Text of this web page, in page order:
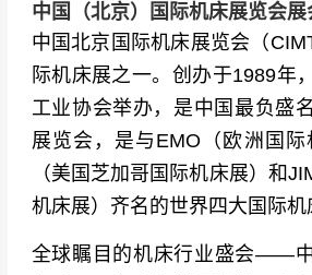
中国（北京）国际机床展览会展
中国北京国际机床展览会（
际机床展之一。创办于1989年
工业协会举办，是中国最负盛
展览会，是与EMO（欧洲国
（美国芝加哥国际机床展）和
机床展）齐名的世界四大国际机
全球瞩目的机床行业盛会——